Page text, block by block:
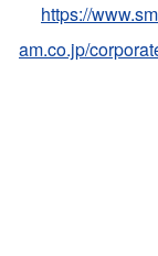
https://
am.co.jp/